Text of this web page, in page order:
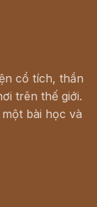
cổ tích, thần
trên thế giới.
bài học và